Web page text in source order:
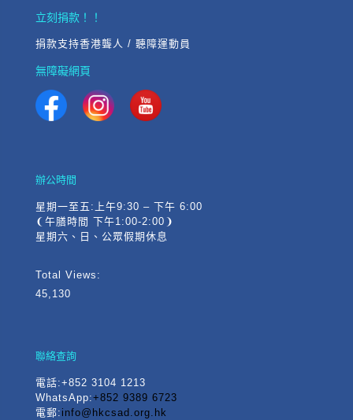
立刻捐款！！
捐款支持香港聾人 / 聽障運動員
無障礙網頁
辦公時間
星期一至五:上午9:30 – 下午 6:00
❨午膳時間 下午1:00-2:00❩
星期六、日、公眾假期休息
Total Views:
45,130
聯絡查詢
電話:+852 3104 1213
WhatsApp:+852 9389 6723
電郵: info@hkcsad.org.hk